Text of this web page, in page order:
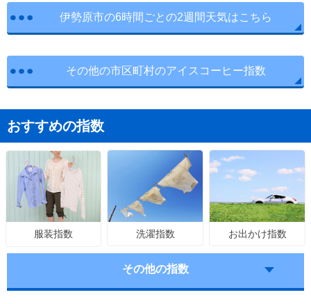
伊勢原市の6時間ごとの2週間天気はこちら
その他の市区町村のアイスコーヒー指数
おすすめの指数
服装指数 洗濯指数 お出かけ指数
その他の指数